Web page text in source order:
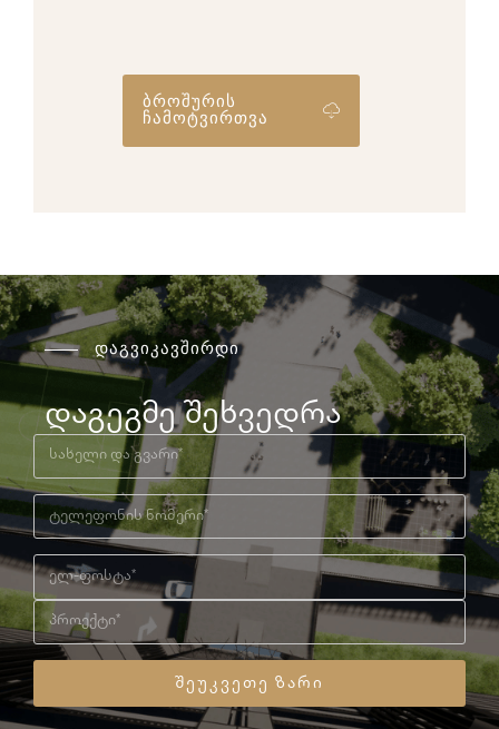
ბროშურის
ჩამოტვირთვა
დაგვიკავშირდი
დაგეგმე შეხვედრა